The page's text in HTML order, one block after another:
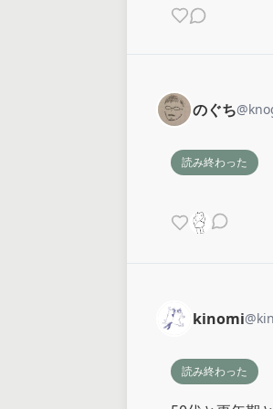
のぐち@
読み終わった
kinomi@
読み終わった